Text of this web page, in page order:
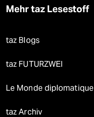
Mehr taz Lesestoff
taz Blogs
taz FUTURZWEI
Le Monde diplomatique
taz Archiv